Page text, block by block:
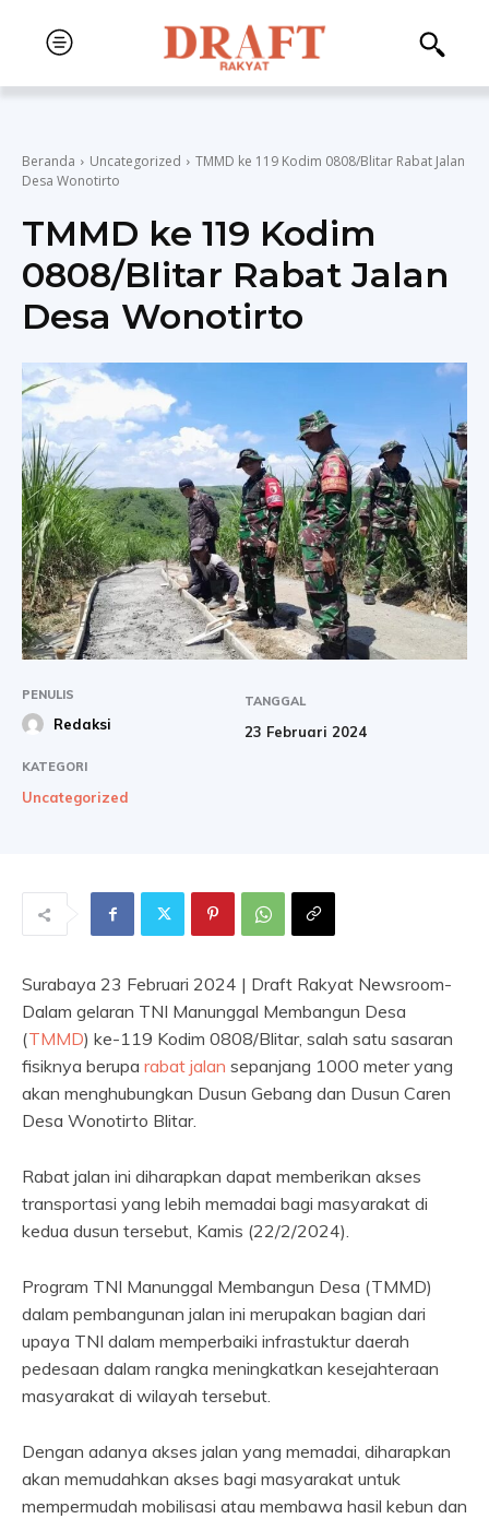
Beranda Uncategorized
TMMD ke 119 Kodim 0808/Blitar Rabat Jalan
Desa Wonotirto
TMMD ke 119 Kodim
0808/Blitar Rabat Jalan
Desa Wonotirto
PENULIS
Redaksi
TANGGAL
23 Februari 2024
KATEGORI
Uncategorized
Surabaya 23 Februari 2024 | Draft Rakyat Newsroom-
Dalam gelaran TNI Manunggal Membangun Desa
(TMMD) ke-119 Kodim 0808/Blitar, salah satu sasaran
fisiknya berupa rabat jalan sepanjang 1000 meter yang
akan menghubungkan Dusun Gebang dan Dusun Caren
Desa Wonotirto Blitar.
Rabat jalan ini diharapkan dapat memberikan akses
transportasi yang lebih memadai bagi masyarakat di
kedua dusun tersebut, Kamis (22/2/2024).
Program TNI Manunggal Membangun Desa (TMMD)
dalam pembangunan jalan ini merupakan bagian dari
upaya TNI dalam memperbaiki infrastuktur daerah
pedesaan dalam rangka meningkatkan kesejahteraan
masyarakat di wilayah tersebut.
Dengan adanya akses jalan yang memadai, diharapkan
akan memudahkan akses bagi masyarakat untuk
mempermudah mobilisasi atau membawa hasil kebun dan